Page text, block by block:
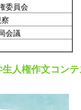
委員会
会議
人権作文コン